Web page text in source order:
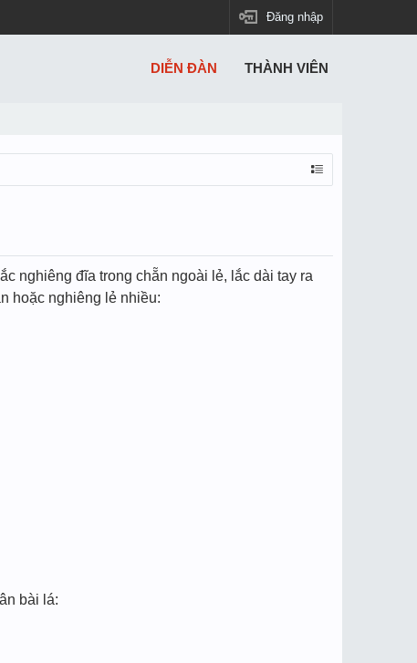
Đăng nhập
nghiêng đĩa trong chẵn ngoài lẻ, lắc dài tay ra
hoặc nghiêng lẻ nhiều:
bài lá:
DIỄN ĐÀN THÀNH VIÊN